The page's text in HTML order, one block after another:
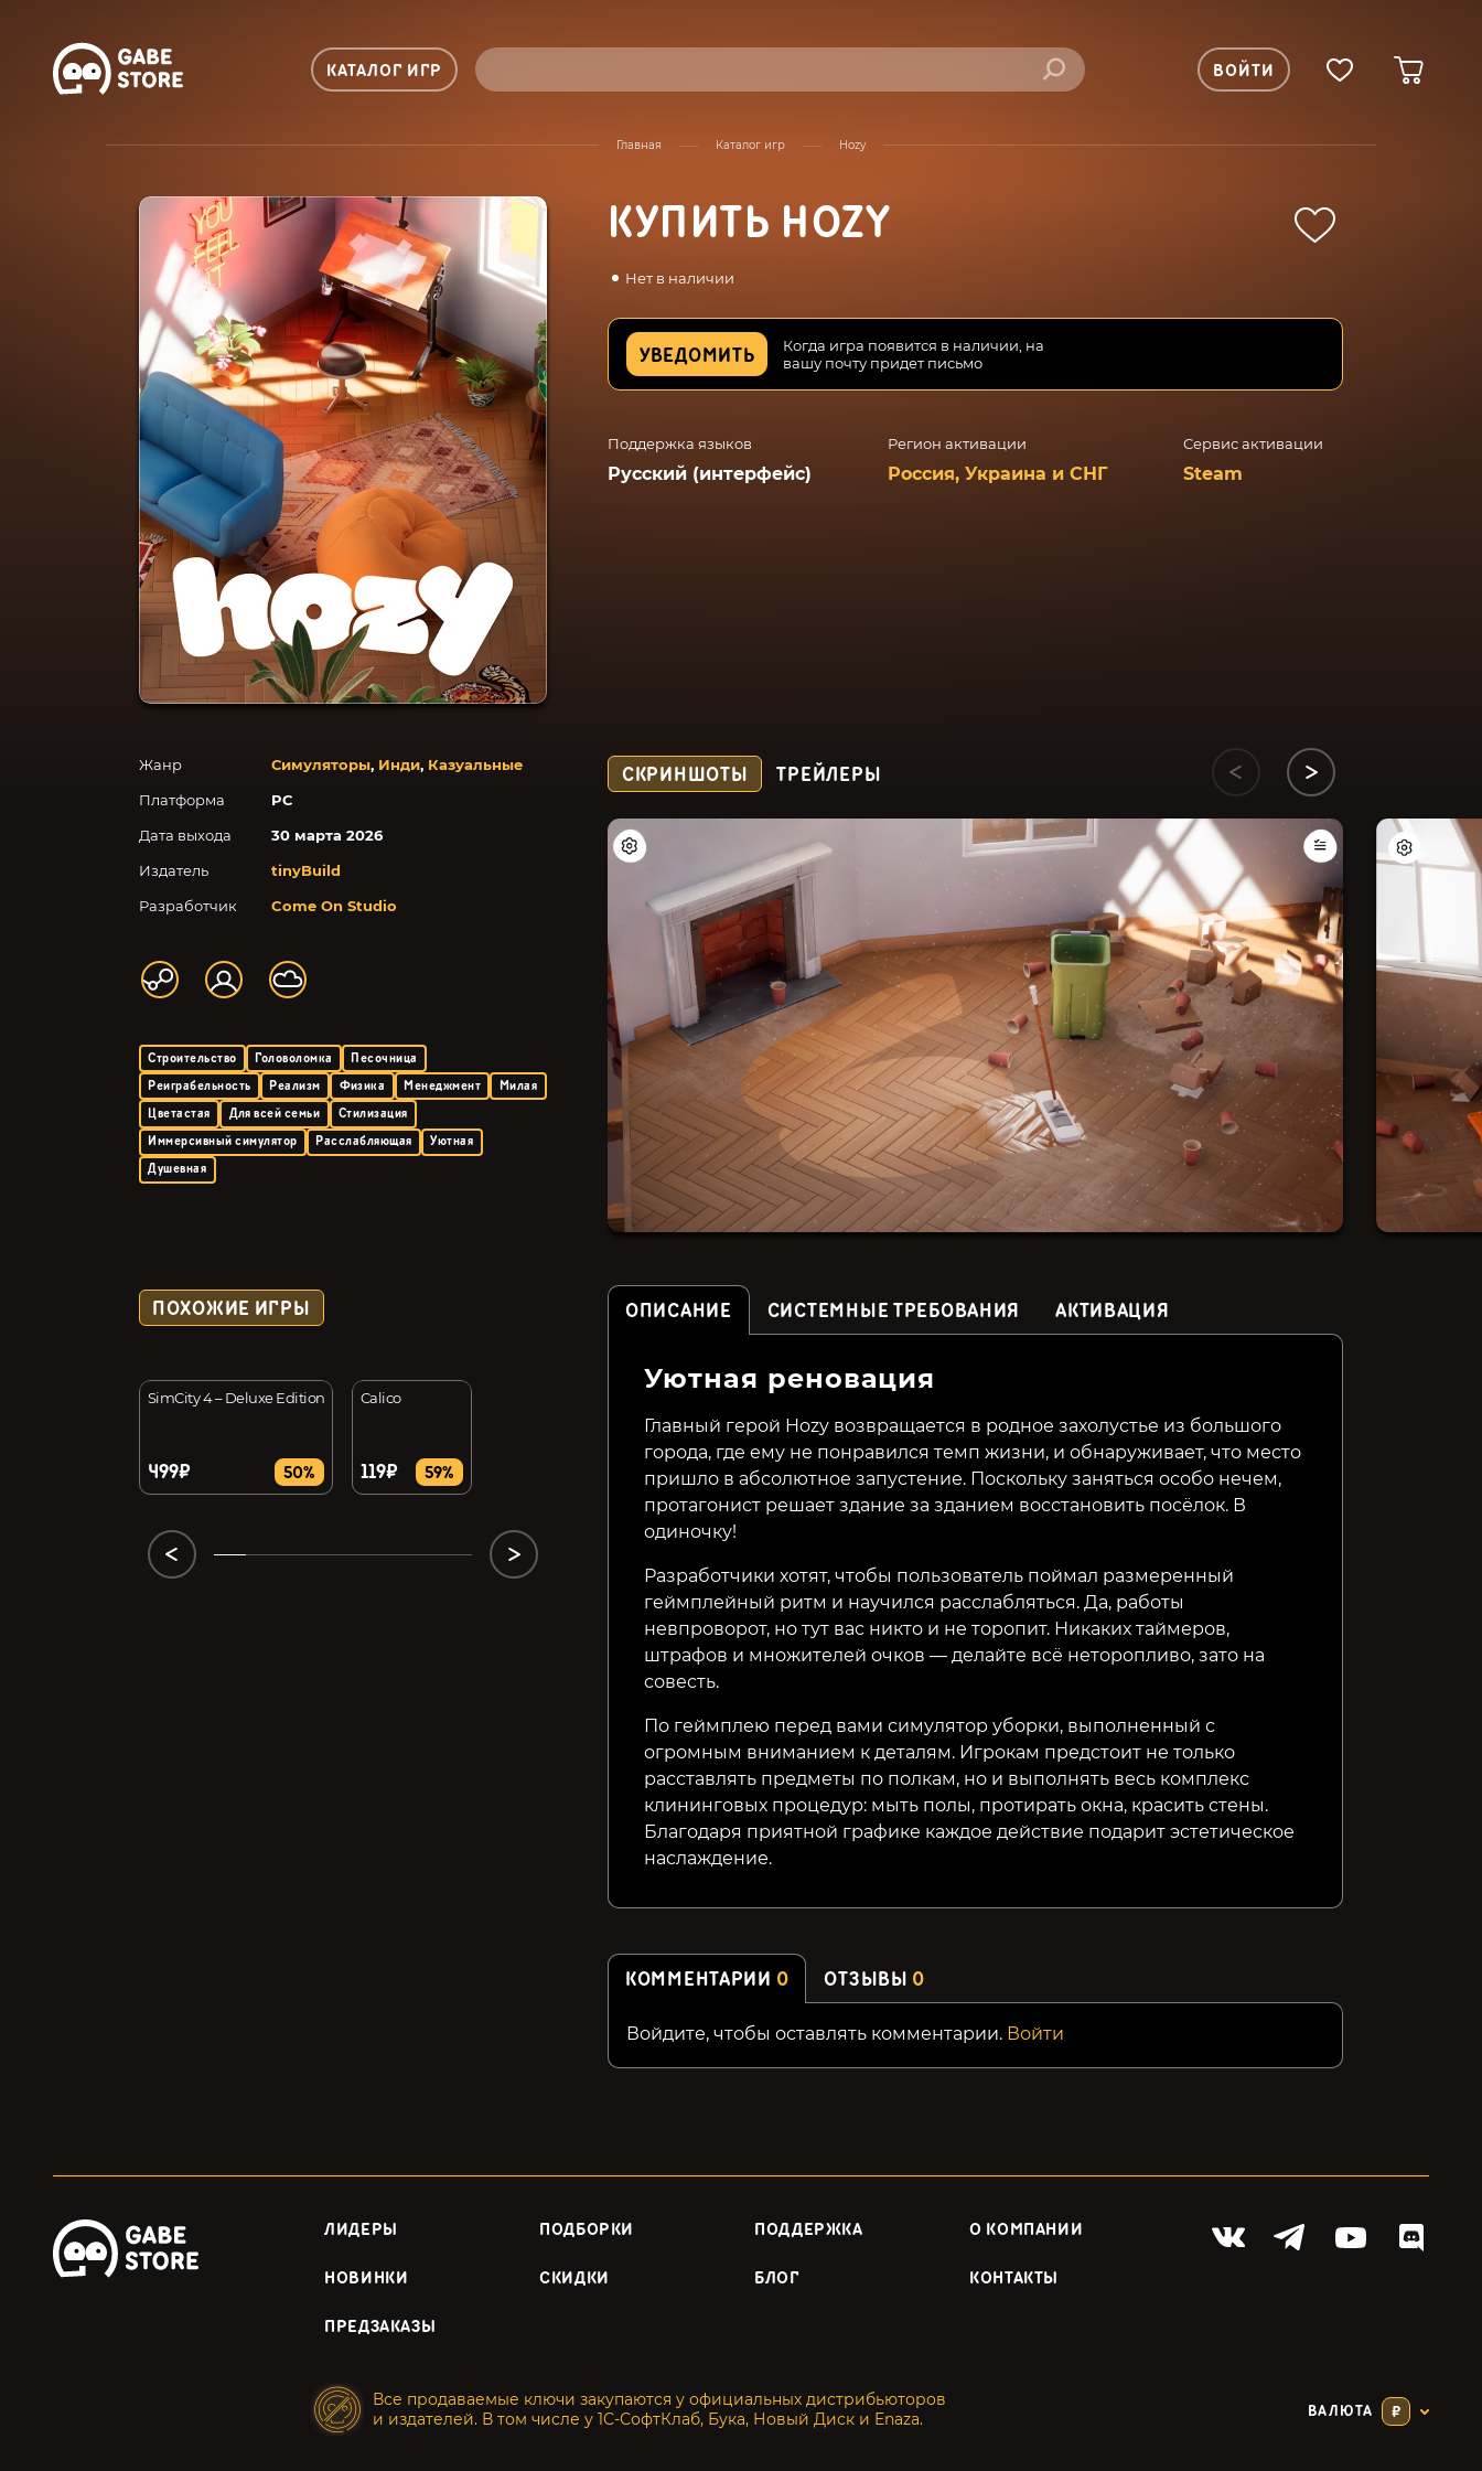
КАТАЛОГ ИГР ВОЙТИ
Главная Каталог игр Hozy
КУПИТЬ HOZY
Нет в наличии
УВЕДОМИТЬ
Когда игра появится в наличии, на
вашу почту придет письмо
Поддержка языков
Русский (интерфейс)
Регион активации
Россия, Украина и СНГ
Сервис активации
Steam
Жанр Симуляторы, Инди, Казуальные
Платформа
PC
Дата выхода
30 марта 2026
Издатель
tinyBuild
Разработчик
Come On Studio
Строительство Головоломка
Песочница
Реиграбельность
Реализм Физика Менеджмент
Милая
Цветастая
Для всей семьи
Стилизация
Иммерсивный симулятор
Расслабляющая
Уютная
Душевная
СКРИНШОТЫ ТРЕЙЛЕРЫ
ПОХОЖИЕ ИГРЫ
SimCity 4 – Deluxe Edition
499₽ 50%
Calico
119₽ 59% 29% 559₽ 20% 599₽ 16% 399₽
ОПИСАНИЕ СИСТЕМНЫЕ ТРЕБОВАНИЯ АКТИВАЦИЯ
Уютная реновация
Главный герой Hozy возвращается в родное захолустье из большого
города, где ему не понравился темп жизни, и обнаруживает, что место
пришло в абсолютное запустение. Поскольку заняться особо нечем,
протагонист решает здание за зданием восстановить посёлок. В
одиночку!
Разработчики хотят, чтобы пользователь поймал размеренный
геймплейный ритм и научился расслабляться. Да, работы
невпроворот, но тут вас никто и не торопит. Никаких таймеров,
штрафов и множителей очков — делайте всё неторопливо, зато на
совесть.
По геймплею перед вами симулятор уборки, выполненный с
огромным вниманием к деталям. Игрокам предстоит не только
расставлять предметы по полкам, но и выполнять весь комплекс
клининговых процедур: мыть полы, протирать окна, красить стены.
Благодаря приятной графике каждое действие подарит эстетическое
наслаждение.
КОММЕНТАРИИ 0 ОТЗЫВЫ 0
Войдите, чтобы оставлять комментарии. Войти
ЛИДЕРЫ ПОДБОРКИ ПОДДЕРЖКА О КОМПАНИИ
НОВИНКИ СКИДКИ БЛОГ КОНТАКТЫ
ПРЕДЗАКАЗЫ
Все продаваемые ключи закупаются у официальных дистрибьюторов
и издателей. В том числе у 1С-СофтКлаб, Бука, Новый Диск и Enaza.
ВАЛЮТА ₽